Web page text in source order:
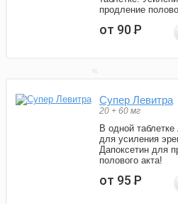
продление
от 90Р
Супер Левитра
20 + 60 мг
В одной таблетке
для усиления
Дапоксетин для
полового акта!
от 95Р